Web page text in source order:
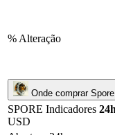
% Alteração
Onde comprar
SPORE Indicadores 24h
USD